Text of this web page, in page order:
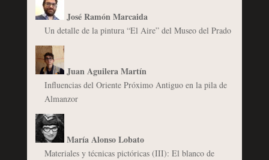
José Ramón Marcaida
Un detalle de la pintura “El Aire” del Museo del Prado
Juan Aguilera Martín
Influencias del Oriente Próximo Antiguo en la pila de
Almanzor
María Alonso Lobato
Materiales y técnicas pictóricas (III): El blanco de